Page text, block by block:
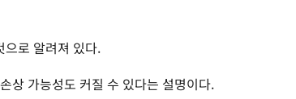
로 알려져 있다.
상 가능성도 커질 수 있다는 설명이다.